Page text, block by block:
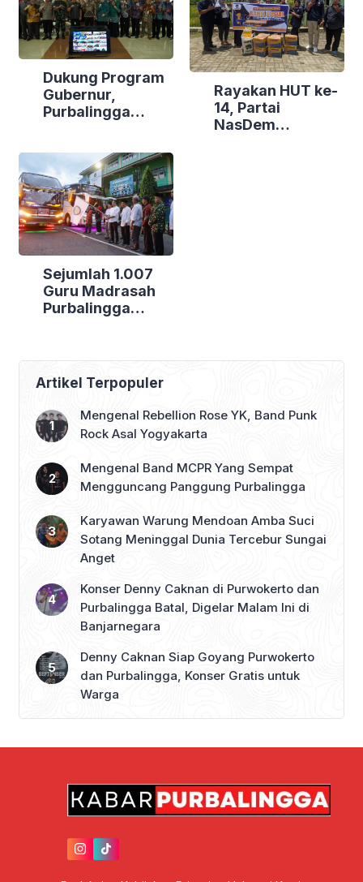
Dukung Program
Gubernur,
Purbalingga
Kecamatan
Berdaya
Rayakan HUT ke-
14, Partai
NasDem
Sejumlah 1.007
Guru Madrasah
Purbalingga
Purbalingga Beri
Dukungan Penuh
Artikel Terpopuler
Mengenal Rebellion Rose YK, Band Punk
Rock Asal Yogyakarta
Mengenal Band MCPR Yang Sempat
Mengguncang Panggung Purbalingga
Karyawan Warung Mendoan Amba Suci
Sotang Meninggal Dunia Tercebur Sungai
Anget
Konser Denny Caknan di Purwokerto dan
Purbalingga Batal, Digelar Malam Ini di
Banjarnegara
Denny Caknan Siap Goyang Purwokerto
dan Purbalingga, Konser Gratis untuk
Warga